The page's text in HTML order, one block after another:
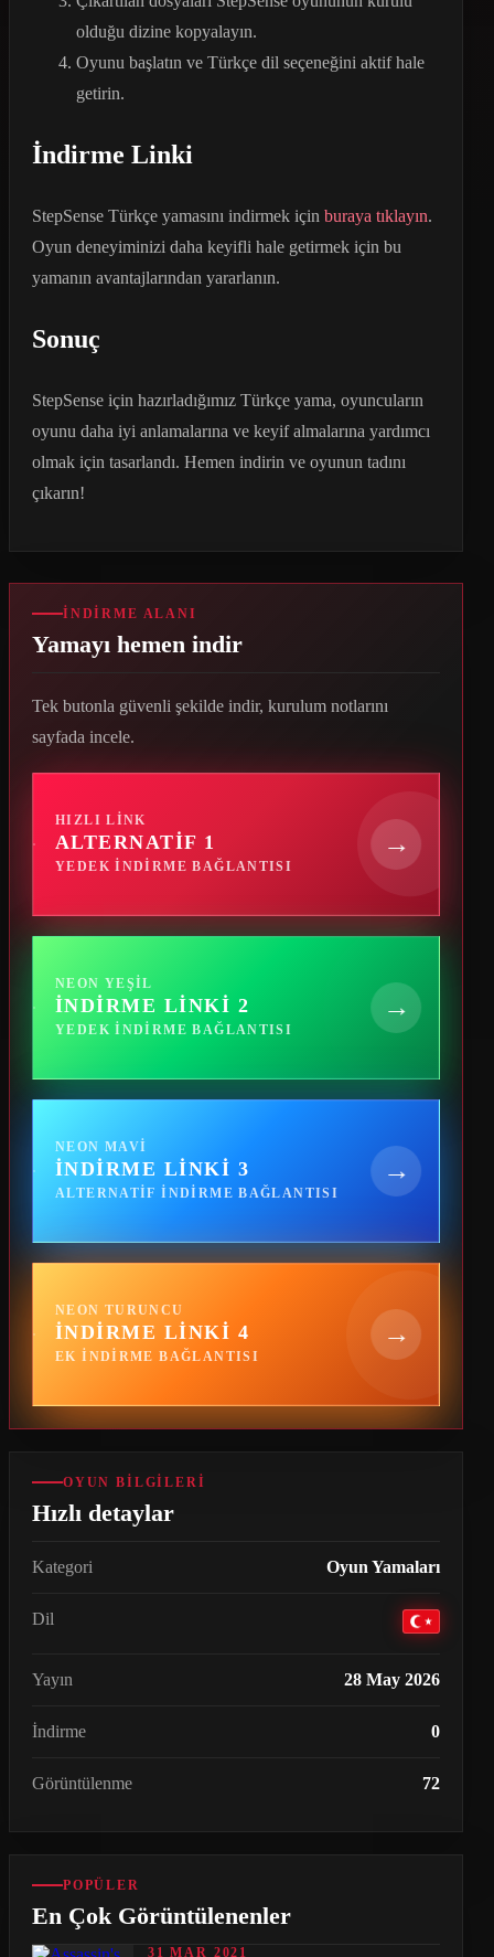
olduğu dizine kopyalayın.
Oyunu başlatın ve Türkçe dil seçeneğini aktif hale
getirin.
İndirme Linki
StepSense Türkçe yamasını indirmek için buraya tıklayın.
Oyun deneyiminizi daha keyifli hale getirmek için bu
yamanın avantajlarından yararlanın.
Sonuç
StepSense için hazırladığımız Türkçe yama, oyuncuların
oyunu daha iyi anlamalarına ve keyif almalarına yardımcı
olmak için tasarlandı. Hemen indirin ve oyunun tadını
çıkarın!
İNDIRME ALANI
Yamayı hemen indir
Tek butonla güvenli şekilde indir, kurulum notlarını
sayfada incele.
HIZLI LINK
ALTERNATIF 1
YEDEK INDIRME BAĞLANTISI
→
NEON YEŞIL
İNDIRME LINKI 2
YEDEK INDIRME BAĞLANTISI
→
NEON MAVI
İNDIRME LINKI 3
ALTERNATIF INDIRME BAĞLANTISI
→
NEON TURUNCU
İNDIRME LINKI 4
EK INDIRME BAĞLANTISI
→
OYUN BILGILERI
Hızlı detaylar
Kategori Oyun Yamaları
Dil
Yayın 28 May 2026
İndirme 0
Görüntülenme 72
POPÜLER
En Çok Görüntülenenler
31 MAR 2021